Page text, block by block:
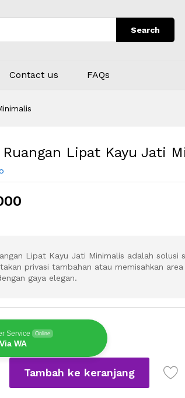
Search
Contact us FAQs
Ruangan Lipat Kayu Jati
Lipat Kayu Jati Minimalis adalah solusi
privasi tambahan atau memisahkan
gaya elegan.
Service Online
WA
Tambah ke keranjang